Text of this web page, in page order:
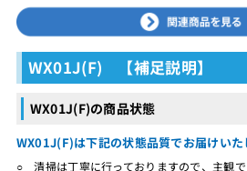
WX01J(F) 【補足説明】
WX01J(F)の商品状態
WX01J(F)は下記の状態品質でお届けいた
○ 清掃は丁寧に行っておりますので、主観